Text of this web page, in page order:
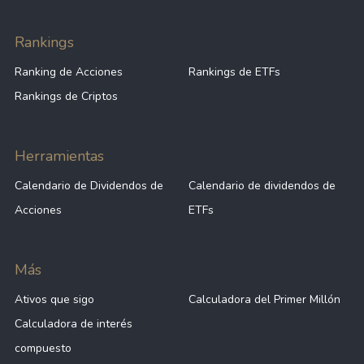
Rankings
Ranking de Acciones
Rankings de ETFs
Rankings de Criptos
Herramientas
Calendario de Dividendos de
Acciones
Calendario de dividendos de
ETFs
Más
Ativos que sigo
Calculadora del Primer Millón
Calculadora de interés
compuesto